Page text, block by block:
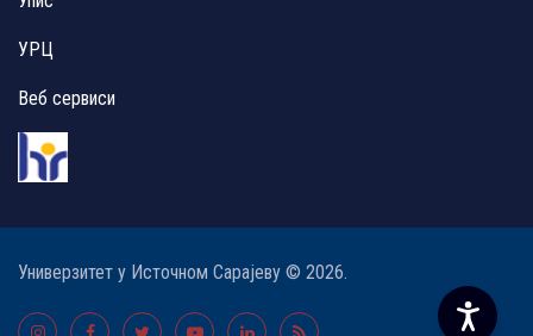
УРЦ
Веб сервиси
Универзитет у Источном Сарајеву © 2026.